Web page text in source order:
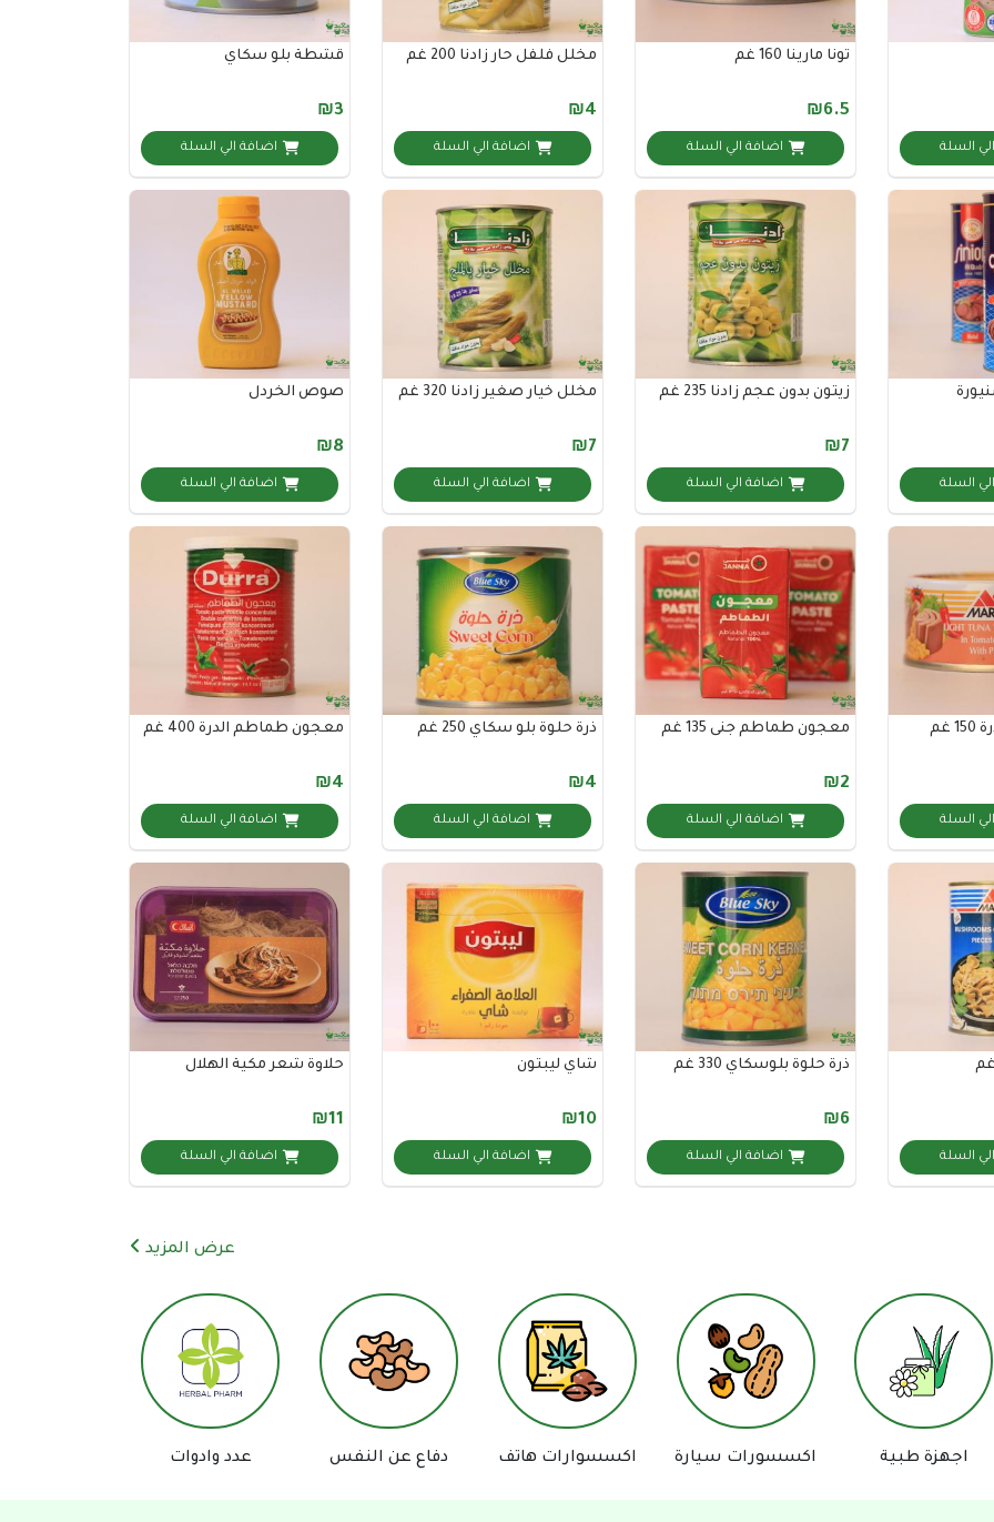
السلة
تونا مارينا 160 غم
₪6.5
اضافة الي السلة
مخلل فلفل حار زادنا 200 غم
₪4
اضافة الي السلة
قشطة بلو سكاي
₪3
اضافة الي السلة
السلة
زيتون بدون عجم زادنا 235 غم
₪7
اضافة الي السلة
مخلل خيار صغير زادنا 320 غم
₪7
اضافة الي السلة
صوص الخردل
₪8
اضافة الي السلة
غم
السلة
معجون طماطم جنى 135 غم
₪2
اضافة الي السلة
ذرة حلوة بلو سكاي 250 غم
₪4
اضافة الي السلة
معجون طماطم الدرة 400 غم
₪4
اضافة الي السلة
السلة
ذرة حلوة بلوسكاي 330 غم
₪6
اضافة الي السلة
شاي ليبتون
₪10
اضافة الي السلة
حلاوة شعر مكية الهلال
₪11
اضافة الي السلة
عرض المزيد
اجهزة طبية اكسسورات سيارة اكسسوارات هاتف دفاع عن النفس عدد وادوات
مساعد السعيد للعطارة والأعشاب
الطبية